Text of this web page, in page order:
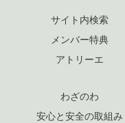
サイト内検索
メンバー特典
アトリーエ
わざのわ
安心と安全の取組み